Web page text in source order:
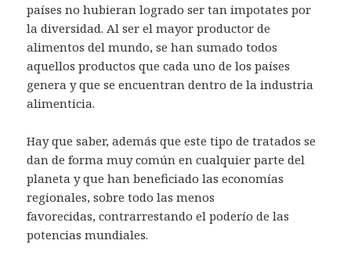
países no hubieran logrado ser tan impotates por
la diversidad. Al ser el mayor productor de
alimentos del mundo, se han sumado todos
aquellos productos que cada uno de los países
genera y que se encuentran dentro de la industria
alimenticia.
Hay que saber, además que este tipo de tratados se
dan de forma muy común en cualquier parte del
planeta y que han beneficiado las economías
regionales, sobre todo las menos
favorecidas, contrarrestando el poderío de las
potencias mundiales.